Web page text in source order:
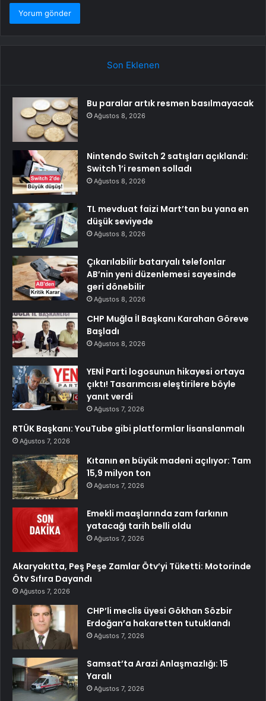
Son Eklenen
Bu paralar artık resmen basılmayacak
Ağustos 8, 2026
Nintendo Switch 2 satışları açıklandı:
Switch 1’i resmen solladı
Ağustos 8, 2026
TL mevduat faizi Mart’tan bu yana en
düşük seviyede
Ağustos 8, 2026
Çıkarılabilir bataryalı telefonlar
AB’nin yeni düzenlemesi sayesinde
geri dönebilir
Ağustos 8, 2026
CHP Muğla İl Başkanı Karahan Göreve
Başladı
Ağustos 8, 2026
YENİ Parti logosunun hikayesi ortaya
çıktı! Tasarımcısı eleştirilere böyle
yanıt verdi
Ağustos 7, 2026
RTÜK Başkanı: YouTube gibi platformlar lisanslanmalı
Ağustos 7, 2026
Kıtanın en büyük madeni açılıyor: Tam
15,9 milyon ton
Ağustos 7, 2026
Emekli maaşlarında zam farkının
yatacağı tarih belli oldu
Ağustos 7, 2026
Akaryakıtta, Peş Peşe Zamlar Ötv’yi Tüketti: Motorinde
Ötv Sıfıra Dayandı
Ağustos 7, 2026
CHP’li meclis üyesi Gökhan Sözbir
Erdoğan’a hakaretten tutuklandı
Ağustos 7, 2026
Samsat’ta Arazi Anlaşmazlığı: 15
Yaralı
Ağustos 7, 2026